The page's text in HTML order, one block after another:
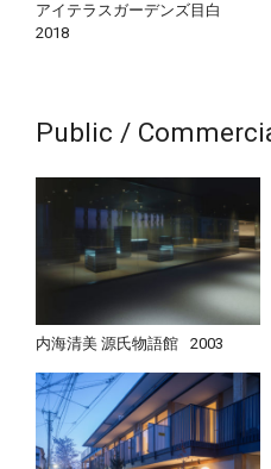
アイテラスガーデンズ目白
2018
Public /
内海清美 源氏物語館 2003